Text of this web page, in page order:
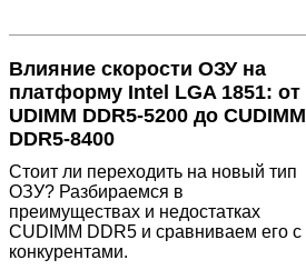
Влияние скорости ОЗУ на
платформу Intel LGA 1851: от
UDIMM DDR5-5200 до CUDIMM
DDR5-8400
Стоит ли переходить на новый тип
ОЗУ? Разбираемся в
преимуществах и недостатках
CUDIMM DDR5 и сравниваем его с
конкурентами.